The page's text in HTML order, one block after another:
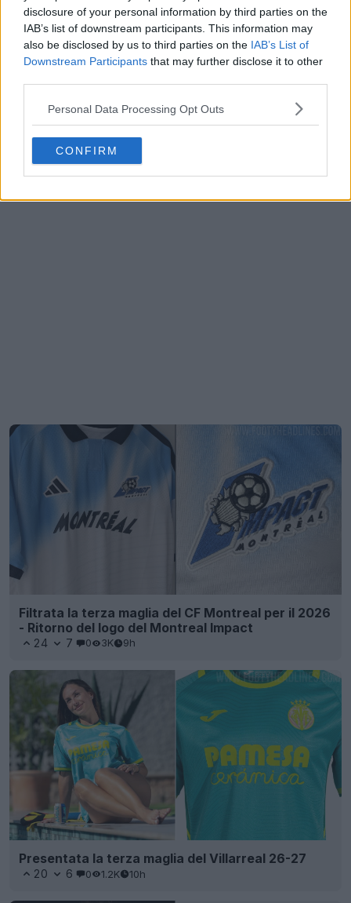
disclosure of your personal information by third parties on the
IAB’s list of downstream participants. This information may
also be disclosed by us to third parties on the IAB’s List of
Downstream Participants that may further disclose it to other
Personal Data Processing Opt Outs
CONFIRM
Filtrate le terze maglie Adidas MLS 2026 della
"Archive Collection"
43 10 0 17.3K 9h
Filtrata la terza maglia del CF Montreal per il 2026
- Ritorno del logo del Montreal Impact
24 7 0 3K 9h
Presentata la terza maglia del Villarreal 26-27
20 6 0 1.2K 10h